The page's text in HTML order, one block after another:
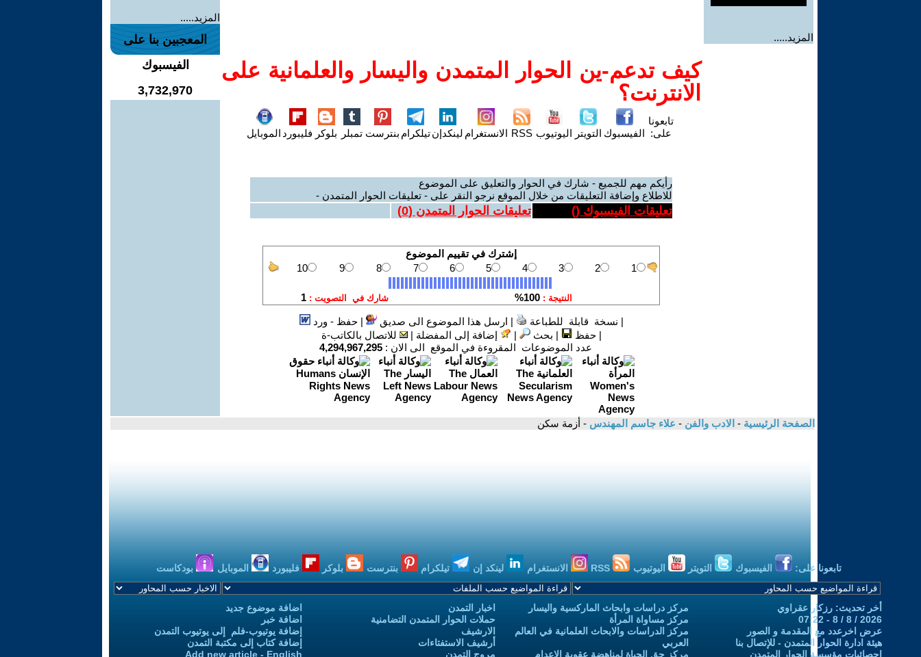
المزيد.....
كيف تدعم-ين الحوار المتمدن واليسار والعلمانية على
الانترنت؟
تابعونا
على: الفيسبوك التويتر اليوتيوب RSS الانستغرام لينكدإنتيلكرام بنترست تمبلر بلوكر فليبورد الموبايل
رأيكم مهم للجميع - شارك في الحوار والتعليق على الموضوع
للاطلاع وإضافة التعليقات من خلال الموقع نرجو النقر على - تعليقات الحوار المتمدن -
تعليقات الفيسبوك () تعليقات الحوار المتمدن (0
)
| نسخة قابلة للطباعة | ارسل هذا الموضوع الى صديق |حفظ - ورد
|حفظ | بحث | إضافة إلى المفضلة |
للاتصال بالكاتب-ة
عدد الموضوعات المقروءة في الموقع الى الان : 4,294,967,295
المزيد.....
المعجبين بنا على
الفيسبوك
3,732,970
الصفحة الرئيسية - الادب والفن - علاء جاسم المهندس - أزمة سكن
تابعونا على: الفيسبوك التويتر اليوتيوب الانستغرام لينكد إن تيلكرام بنترست بلوكر فليبورد الموبايل بودكاست
أخر تحديث: رزكار عقراوي
2026 / 8 / 8 - 07:22
عرض اخرعدد مع المقدمة و الصور
هيئة ادارة الحوار المتمدن - للإتصال بنا
إحصائيات مؤسسة الحوار المتمدن
مركز دراسات وابحاث الماركسية واليسار
مركز مساواة المرأة
مركز الدراسات والابحاث العلمانية في العالم
العربي
مركز حق الحياة لمناهضة عقوبة الاعدام
اخبار التمدن
حملات الحوار المتمدن التضامنية
الارشيف
أرشيف الاستفتاءات
مروج التمدن
اضافة موضوع جديد
اضافة خبر
إضافة يوتيوب-فلم إلى يوتيوب التمدن
إضافة كتاب إلى مكتبة التمدن
Add new article - English